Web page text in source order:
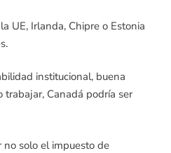
UE, Irlanda, Chipre o Estonia
institucional, buena
Canadá podría ser
no solo el impuesto de